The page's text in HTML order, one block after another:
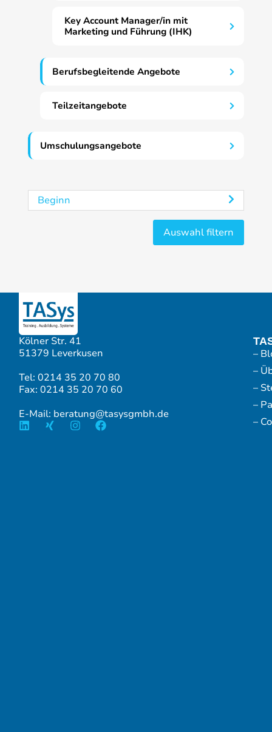
Key Account Manager/in mit
Marketing und Führung (IHK)
Berufsbegleitende Angebote
Teilzeitangebote
Umschulungsangebote
Beginn
Kölner Str. 41
51379 Leverkusen
Tel: 0214 35 20 70 80
Fax: 0214 35 20 70 60
E-Mail: beratung@tasysgmbh.de
–
–
–
–
–